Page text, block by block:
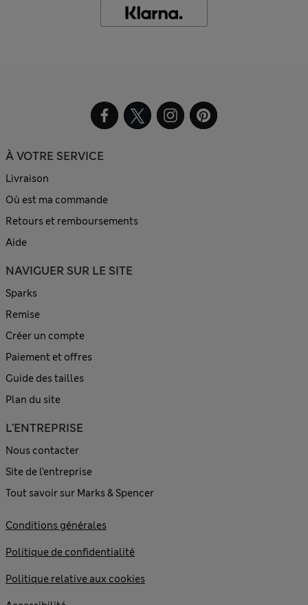
À VOTRE SERVICE
Livraison
Où est ma commande
Retours et remboursements
Aide
NAVIGUER SUR LE SITE
Sparks
Remise
Créer un compte
Paiement et offres
Guide des tailles
Plan du site
L'ENTREPRISE
Nous contacter
Site de l’entreprise
Tout savoir sur Marks & Spencer
Conditions générales
Politique de confidentialité
Politique relative aux cookies